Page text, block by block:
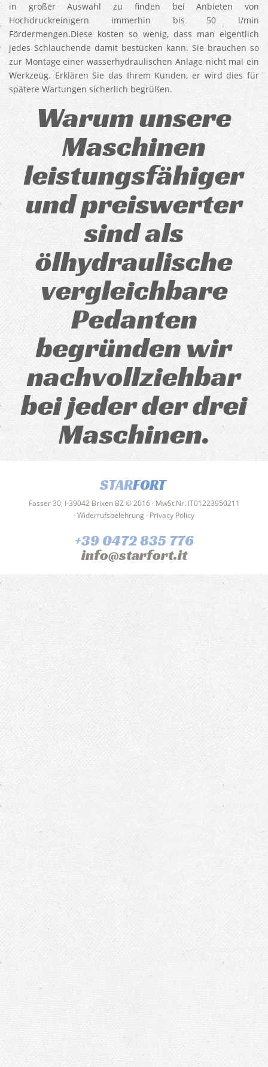
in großer Auswahl zu finden bei Anbieten von
Hochdruckreinigern immerhin bis 50 l/min
Fördermengen.Diese kosten so wenig, dass man eigentlich
jedes Schlauchende damit bestücken kann. Sie brauchen so
zur Montage einer wasserhydraulischen Anlage nicht mal ein
Werkzeug. Erklären Sie das Ihrem Kunden, er wird dies für
spätere Wartungen sicherlich begrüßen.
Warum unsere
Maschinen
leistungsfähiger
und preiswerter
sind als
ölhydraulische
vergleichbare
Pedanten
begründen wir
nachvollziehbar
bei jeder der drei
Maschinen.
STARFORT
Fasser 30, I-39042 Brixen BZ © 2016 · MwSt.Nr. IT01223950211
· Widerrufsbelehrung · Privacy Policy
+39 0472 835 776
info@starfort.it